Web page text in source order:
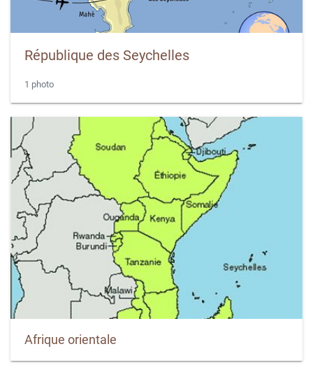
République des Seychelles
1 photo
Afrique orientale